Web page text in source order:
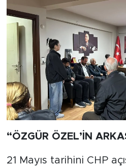
“ÖZGÜR ÖZEL’İN
21 Mayıs tarihini CHP